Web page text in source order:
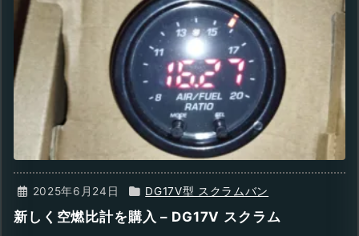
2025年6月24日 DG17V型 スクラムバン
新しく空燃比計を購入 – DG17V スクラム